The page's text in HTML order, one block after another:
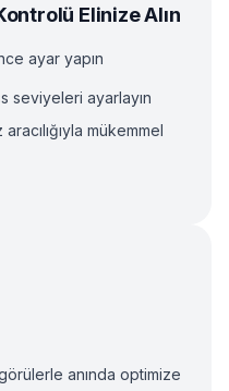
Elinize Alın
ayar yapın
seviyeleri ayarlayın
mükemmel
anında optimize